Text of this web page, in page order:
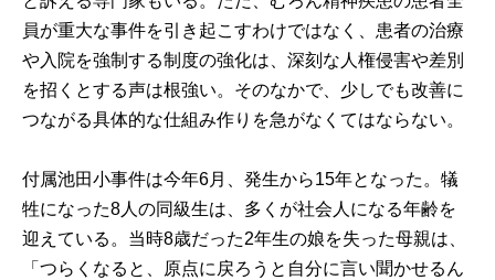
員が重大な事件を引き起こすわけではなく、患者の治療
や入院を強制する制度の強化は、深刻な人権侵害や差別
を招くとする声は根強い。そのなかで、少しでも改善に
つながる具体的な仕組み作りを急がなくてはならない。
付属池田小事件は今年6月、発生から15年となった。犠
牲になった8人の同級生は、多くが社会人になる年齢を
迎えている。当時8歳だった2年生の娘を失った母親は、
「つらくなると、原点に戻ろうと自分に言い聞かせるん